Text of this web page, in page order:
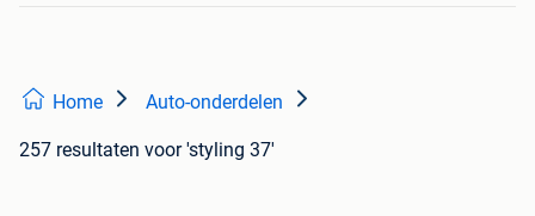
Home Auto-onderdelen
257 resultaten voor 'styling 37'